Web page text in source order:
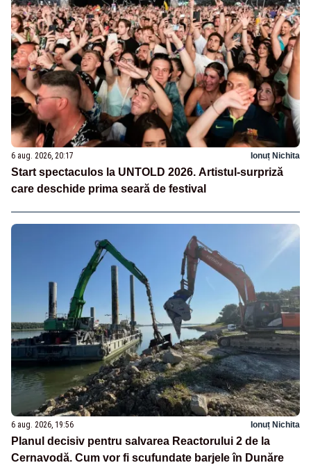
6 aug. 2026, 20:17 Ionuț Nichita
Start spectaculos la UNTOLD 2026. Artistul-surpriză
care deschide prima seară de festival
6 aug. 2026, 19:56 Ionuț Nichita
Planul decisiv pentru salvarea Reactorului 2 de la
Cernavodă. Cum vor fi scufundate barjele în Dunăre